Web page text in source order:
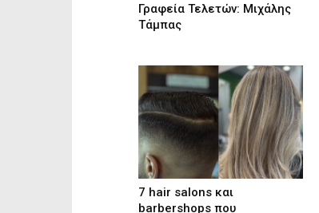
Γραφεία Τελετών: Μιχάλης
Τάμπας
7 hair salons και
barbershops που